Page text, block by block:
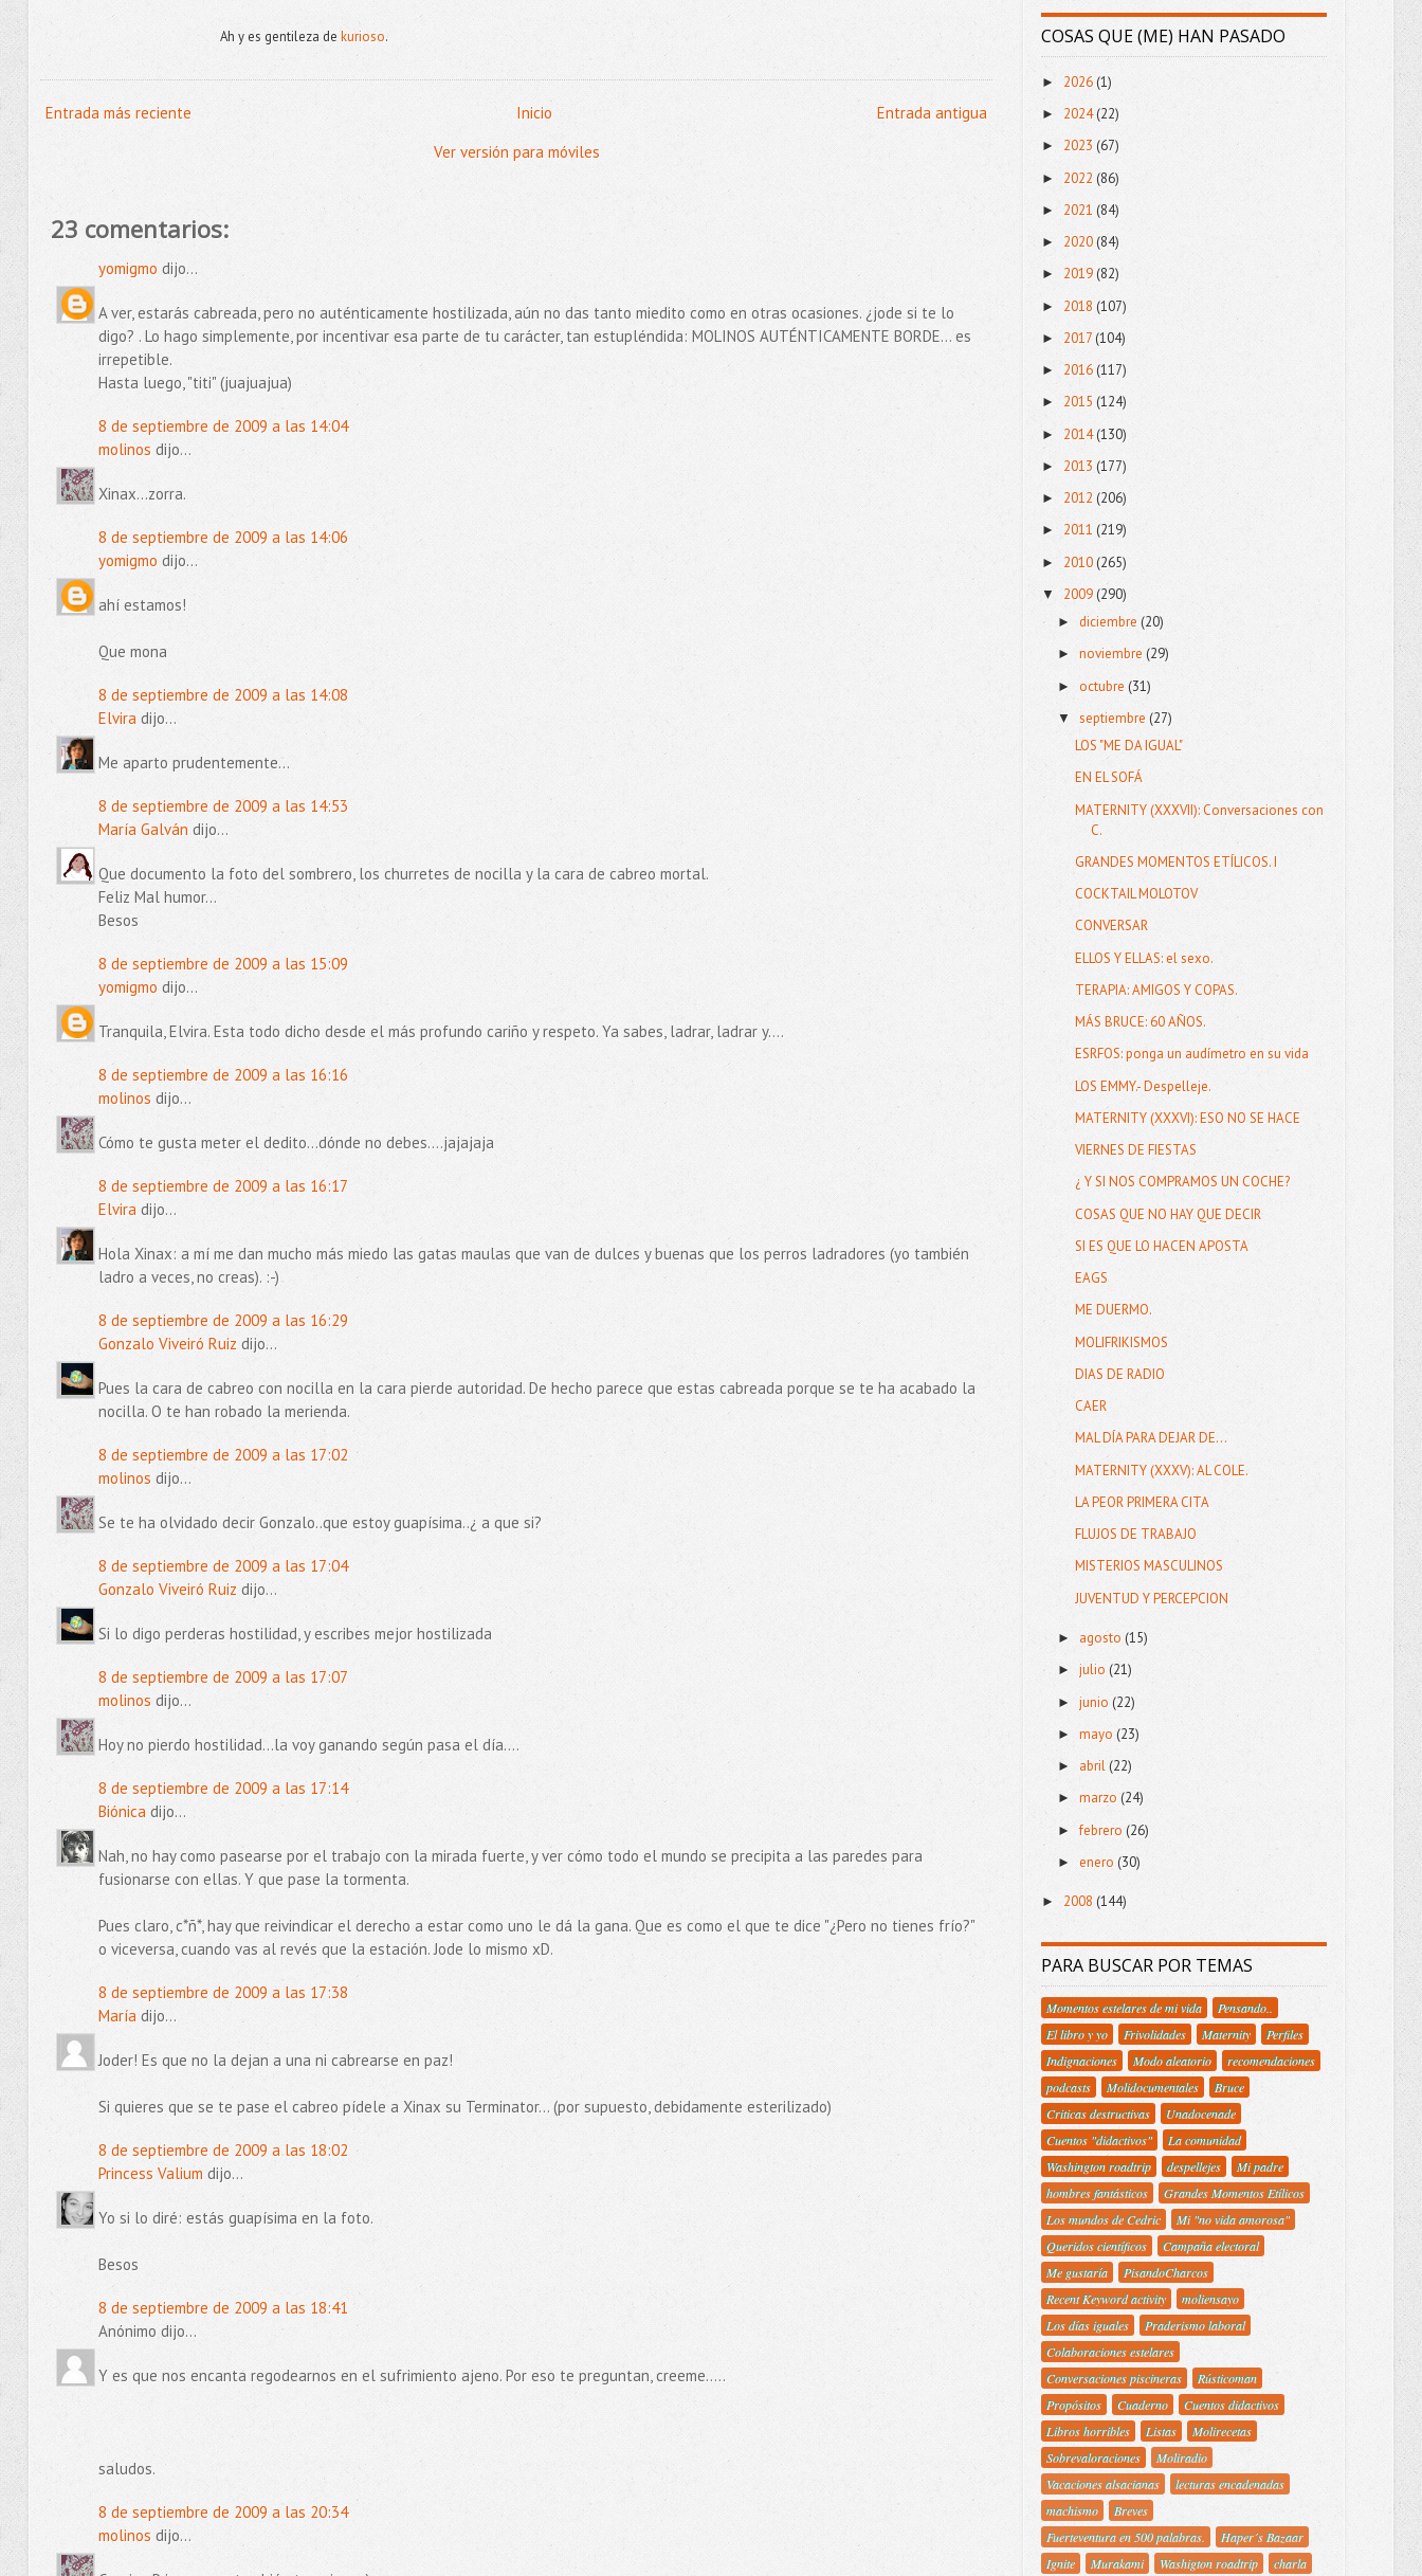
Ah y es gentileza de kurioso.
Entrada más reciente Entrada antigua
Inicio
Ver versión para móviles
23 comentarios:
yomigmodijo...
A ver, estarás cabreada, pero no auténticamente hostilizada, aún no das tanto miedito como en otras ocasiones. ¿jode si te lo
digo? . Lo hago simplemente, por incentivar esa parte de tu carácter, tan estupléndida: MOLINOS AUTÉNTICAMENTE BORDE... es
irrepetible.
Hasta luego, "titi" (juajuajua)
8 de septiembre de 2009 a las 14:04
molinos dijo...
Xinax...zorra.
8 de septiembre de 2009 a las 14:06
yomigmo dijo...
ahí estamos!
Que mona
8 de septiembre de 2009 a las 14:08
Elviradijo...
Me aparto prudentemente...
8 de septiembre de 2009 a las 14:53
María Galván dijo...
Que documento la foto del sombrero, los churretes de nocilla y la cara de cabreo mortal.
Feliz Mal humor...
Besos
8 de septiembre de 2009 a las 15:09
yomigmo dijo...
Tranquila, Elvira. Esta todo dicho desde el más profundo cariño y respeto. Ya sabes, ladrar, ladrar y....
8 de septiembre de 2009 a las 16:16
molinos dijo...
Cómo te gusta meter el dedito...dónde no debes....jajajaja
8 de septiembre de 2009 a las 16:17
Elviradijo...
Hola Xinax: a mí me dan mucho más miedo las gatas maulas que van de dulces y buenas que los perros ladradores (yo también
ladro a veces, no creas). :-)
8 de septiembre de 2009 a las 16:29
Gonzalo Viveiró Ruiz dijo...
Pues la cara de cabreo con nocilla en la cara pierde autoridad. De hecho parece que estas cabreada porque se te ha acabado la
nocilla. O te han robado la merienda.
8 de septiembre de 2009 a las 17:02
molinos dijo...
Se te ha olvidado decir Gonzalo..que estoy guapísima..¿ a que si?
8 de septiembre de 2009 a las 17:04
Gonzalo Viveiró Ruiz dijo...
Si lo digo perderas hostilidad, y escribes mejor hostilizada
8 de septiembre de 2009 a las 17:07
molinos dijo...
Hoy no pierdo hostilidad...la voy ganando según pasa el día....
8 de septiembre de 2009 a las 17:14
Biónicadijo...
Nah, no hay como pasearse por el trabajo con la mirada fuerte, y ver cómo todo el mundo se precipita a las paredes para
fusionarse con ellas. Y que pase la tormenta.
Pues claro, c*ñ*, hay que reivindicar el derecho a estar como uno le dá la gana. Que es como el que te dice "¿Pero no tienes frío?"
o viceversa, cuando vas al revés que la estación. Jode lo mismo xD.
8 de septiembre de 2009 a las 17:38
María dijo...
Joder! Es que no la dejan a una ni cabrearse en paz!
Si quieres que se te pase el cabreo pídele a Xinax su Terminator... (por supuesto, debidamente esterilizado)
8 de septiembre de 2009 a las 18:02
Princess Valium dijo...
Yo si lo diré: estás guapísima en la foto.
Besos
8 de septiembre de 2009 a las 18:41
Anónimo dijo...
Y es que nos encanta regodearnos en el sufrimiento ajeno. Por eso te preguntan, creeme.....
saludos.
8 de septiembre de 2009 a las 20:34
molinos dijo...
COSAS QUE (ME) HAN PASADO
► 2026 (1)
► 2024(22)
► 2023 (67)
► 2022 (86)
► 2021 (84)
► 2020(84)
► 2019(82)
► 2018 (107)
► 2017 (104)
► 2016(117)
► 2015 (124)
► 2014(130)
► 2013 (177)
► 2012 (206)
► 2011 (219)
► 2010(265)
▼ 2009 (290)
►diciembre(20)
►noviembre(29)
►octubre(31)
▼ septiembre(27)
LOS "ME DA IGUAL"
EN EL SOFÁ
MATERNITY (XXXVII): Conversaciones con
C.
GRANDES MOMENTOS ETÍLICOS. I
COCKTAIL MOLOTOV
CONVERSAR
ELLOS Y ELLAS: el sexo.
TERAPIA: AMIGOS Y COPAS.
MÁS BRUCE: 60 AÑOS.
ESRFOS: ponga un audímetro en su vida
LOS EMMY.- Despelleje.
MATERNITY (XXXVI): ESO NO SE HACE
VIERNES DE FIESTAS
¿ Y SI NOS COMPRAMOS UN COCHE?
COSAS QUE NO HAY QUE DECIR
SI ES QUE LO HACEN APOSTA
EAGS
ME DUERMO.
MOLIFRIKISMOS
DIAS DE RADIO
CAER
MAL DÍA PARA DEJAR DE...
MATERNITY (XXXV): AL COLE.
LA PEOR PRIMERA CITA
FLUJOS DE TRABAJO
MISTERIOS MASCULINOS
JUVENTUD Y PERCEPCION
► agosto(15)
►julio(21)
►junio (22)
►mayo(23)
► abril(22)
►marzo(24)
►febrero (26)
►enero (30)
► 2008 (144)
PARA BUSCAR POR TEMAS
Momentos estelares de mi vida
Pensando..
El libro y yo
Frivolidades Maternity
Perfiles
Indignaciones
Modo aleatorio
recomendaciones
podcasts
Molidocumentales
Bruce
Criticas destructivas
Unadocenade
Cuentos "didactivos"
La comunidad
Washington roadtrip
despellejes
Mi padre
hombres fantásticos
Grandes Momentos Etílicos
Los mundos de Cedric
Mi "no vida amorosa"
Queridos científicos
Campaña electoral
Me gustaría
PisandoCharcos
Recent Keyword activity
moliensayo
Los días iguales
Praderismo laboral
Colaboraciones estelares
Conversaciones piscineras
Rústicoman
Propósitos
Cuaderno
Cuentos didactivos
Libros horribles
Listas
Molirecetas
Sobrevaloraciones
Moliradio
Vacaciones alsacianas
lecturas encadenadas
machismo
Breves
Fuerteventura en 500 palabras.
Haper´s Bazaar
Ignite
Murakami Washigton roadtrip charla